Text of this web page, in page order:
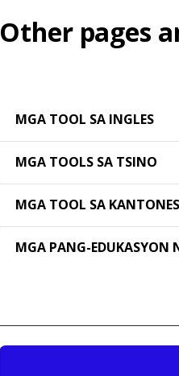
Other pages
MGA TOOL SA INGLES
MGA TOOLS SA TSINO
MGA TOOL SA KANTONES
MGA PANG-EDUKASYON